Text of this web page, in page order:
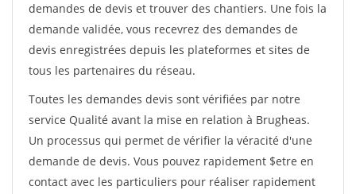
demandes de devis et trouver des chantiers. Une fois la
demande validée, vous recevrez des demandes de
devis enregistrées depuis les plateformes et sites de
tous les partenaires du réseau.
Toutes les demandes devis sont vérifiées par notre
service Qualité avant la mise en relation à Brugheas.
Un processus qui permet de vérifier la véracité d'une
demande de devis. Vous pouvez rapidement $etre en
contact avec les particuliers pour réaliser rapidement